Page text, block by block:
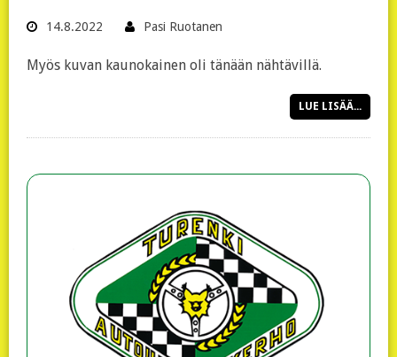
14.8.2022 Pasi Ruotanen
Myös kuvan kaunokainen oli tänään nähtävillä.
LUE LISÄÄ...